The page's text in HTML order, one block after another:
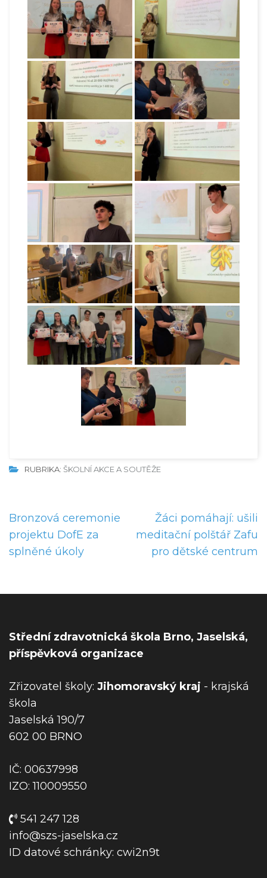
RUBRIKA: ŠKOLNÍ AKCE A SOUTĚŽE
N
a
v
e
p
o
p
ř
í
p
ě
e
k
Bronzová ceremonie
projektu DofE za
splněné úkoly
Žáci pomáhají: ušili
meditační polštář Zafu
pro dětské centrum
Střední zdravotnická škola Brno, Jaselská,
příspěvková organizace
Zřizovatel školy: Jihomoravský kraj - krajská
škola
Jaselská 190/7
602 00 BRNO
IČ: 00637998
IZO: 110009550
541 247 128
info@szs-jaselska.cz
ID datové schránky: cwi2n9t